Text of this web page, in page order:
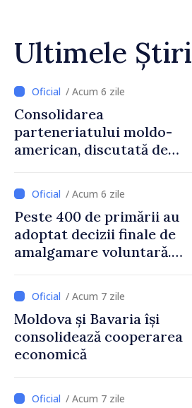
Ultimele Știri
/ Acum 6 zile
Consolidarea
parteneriatului moldo-
american, discutată de
și însărcinatul cu afaceri al
SUA, Nick Pietrowicz
/ Acum 6 zile
Peste 400 de primării au
adoptat decizii finale de
amalgamare voluntară.
Guvernului, Alexei Buzu:
„85,5% dintre primării au
inițiat procesul. Le
mulțumim aleșilor locali
pentru că au pus pe primul
dezvoltar
/ Acum 7 zile
Moldova și Bavaria își
consolidează cooperarea
economică
/ Acum 7 zile